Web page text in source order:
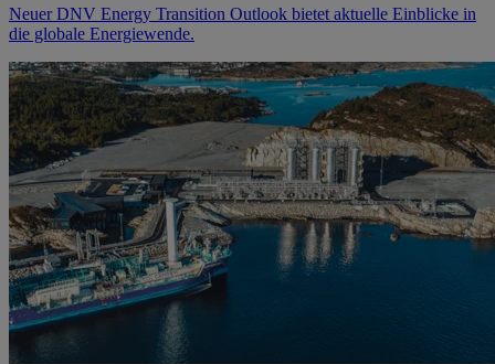
Neuer DNV Energy Transition Outlook bietet aktuelle Einblicke in
die globale Energiewende.